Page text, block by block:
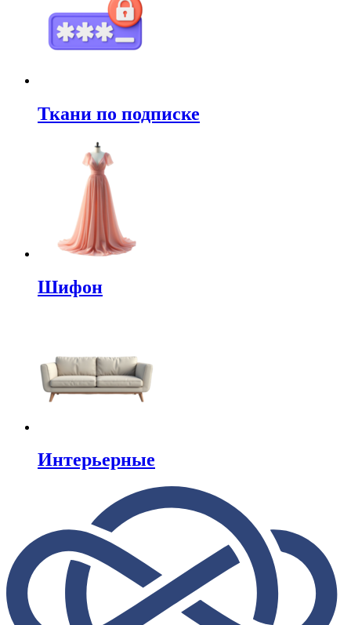
Ткани по подписке
Шифон
Интерьерные